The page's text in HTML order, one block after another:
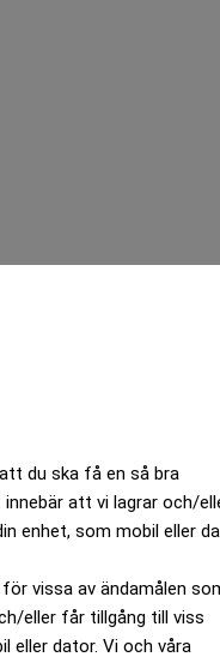
du ska få en så bra
att vi lagrar och/
enhet, som mobil eller
vissa av ändamålen
eller får tillgång till viss
eller dator. Vi och våra
i särspelet.
med en
ända fram tills